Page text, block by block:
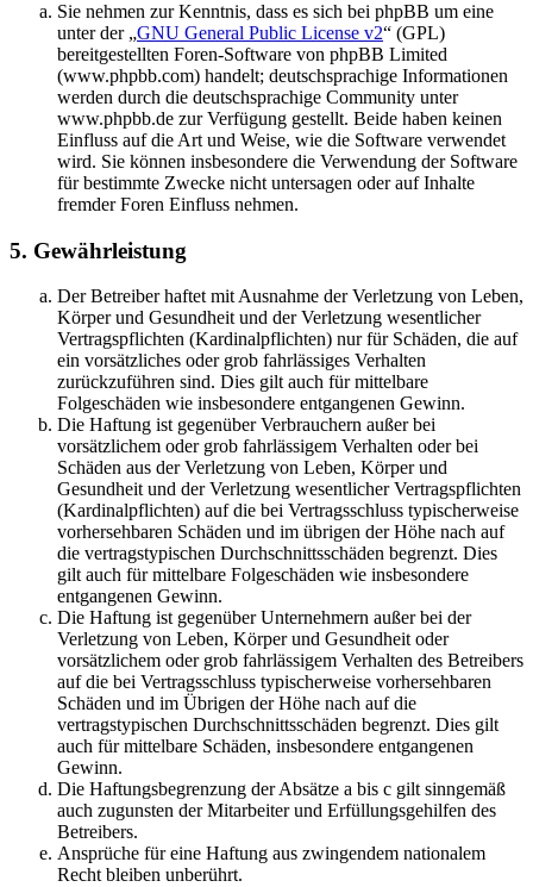
Sie nehmen zur Kenntnis, dass es sich bei phpBB um eine
unter der „GNU General Public License v2“ (GPL)
bereitgestellten Foren-Software von phpBB Limited
(www.phpbb.com) handelt; deutschsprachige Informationen
werden durch die deutschsprachige Community unter
www.phpbb.de zur Verfügung gestellt. Beide haben keinen
Einfluss auf die Art und Weise, wie die Software verwendet
wird. Sie können insbesondere die Verwendung der Software
für bestimmte Zwecke nicht untersagen oder auf Inhalte
fremder Foren Einfluss nehmen.
5. Gewährleistung
Der Betreiber haftet mit Ausnahme der Verletzung von Leben,
Körper und Gesundheit und der Verletzung wesentlicher
Vertragspflichten (Kardinalpflichten) nur für Schäden, die auf
ein vorsätzliches oder grob fahrlässiges Verhalten
zurückzuführen sind. Dies gilt auch für mittelbare
Folgeschäden wie insbesondere entgangenen Gewinn.
Die Haftung ist gegenüber Verbrauchern außer bei
vorsätzlichem oder grob fahrlässigem Verhalten oder bei
Schäden aus der Verletzung von Leben, Körper und
Gesundheit und der Verletzung wesentlicher Vertragspflichten
(Kardinalpflichten) auf die bei Vertragsschluss typischerweise
vorhersehbaren Schäden und im übrigen der Höhe nach auf
die vertragstypischen Durchschnittsschäden begrenzt. Dies
gilt auch für mittelbare Folgeschäden wie insbesondere
entgangenen Gewinn.
Die Haftung ist gegenüber Unternehmern außer bei der
Verletzung von Leben, Körper und Gesundheit oder
vorsätzlichem oder grob fahrlässigem Verhalten des Betreibers
auf die bei Vertragsschluss typischerweise vorhersehbaren
Schäden und im Übrigen der Höhe nach auf die
vertragstypischen Durchschnittsschäden begrenzt. Dies gilt
auch für mittelbare Schäden, insbesondere entgangenen
Gewinn.
Die Haftungsbegrenzung der Absätze a bis c gilt sinngemäß
auch zugunsten der Mitarbeiter und Erfüllungsgehilfen des
Betreibers.
Ansprüche für eine Haftung aus zwingendem nationalem
Recht bleiben unberührt.